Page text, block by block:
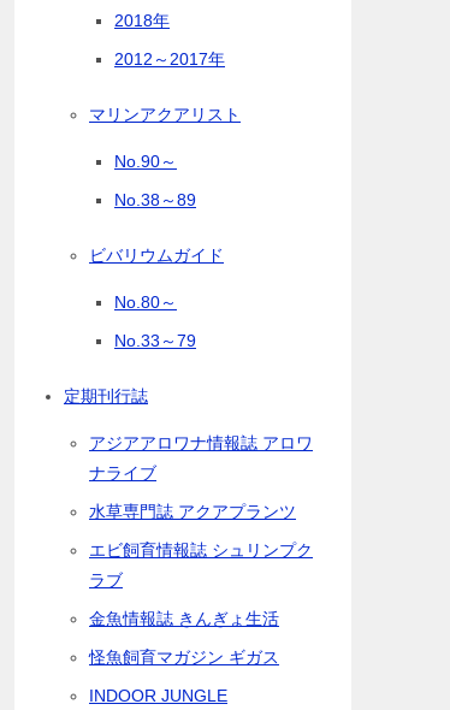
2018年
2012～2017年
マリンアクアリスト
No.90～
No.38～89
ビバリウムガイド
No.80～
No.33～79
定期刊行誌
アジアアロワナ情報誌 アロワ
ナライブ
水草専門誌 アクアプランツ
エビ飼育情報誌 シュリンプク
ラブ
金魚情報誌 きんぎょ生活
怪魚飼育マガジン ギガス
INDOOR JUNGLE